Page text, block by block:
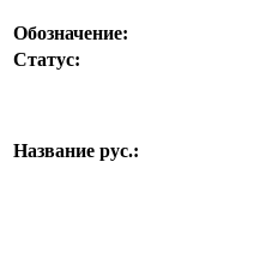
Обозначение:
Статус:
Название рус.: